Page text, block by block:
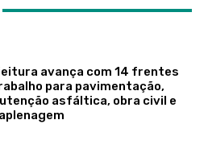
avança com 14 frentes
para pavimentação,
asfáltica, obra civil e